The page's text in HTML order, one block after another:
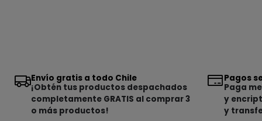
Envío gratis a todo Chile
¡Obtén tus productos despachados
completamente GRATIS al comprar 3
o más productos!
Pagos
Paga
y
y